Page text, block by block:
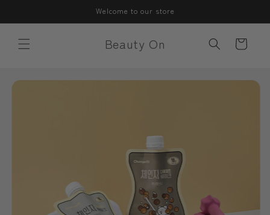
進む
Welcome to our store
Beauty On
ー